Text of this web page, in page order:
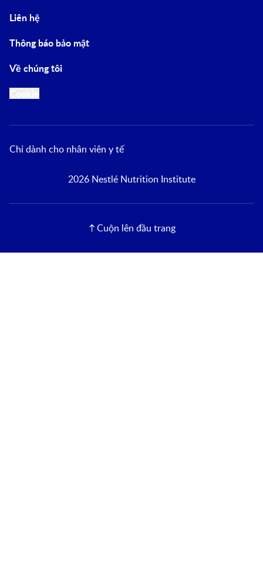
Liên hệ
Thông báo bảo mật
Về chúng tôi
Chỉ dành cho nhân viên y tế
2026 Nestlé Nutrition Institute
Cuộn lên đầu trang